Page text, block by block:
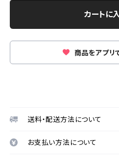
カートに
商品をアプリ
送料・配送方法について
お支払い方法について